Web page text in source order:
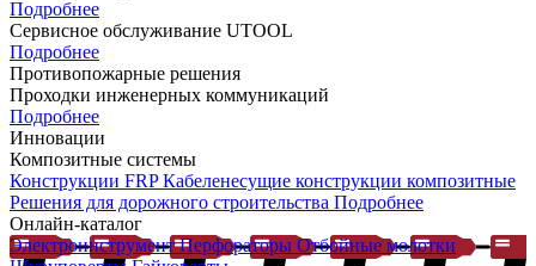
Подробнее
Сервисное обслуживание UTOOL
Подробнее
Противопожарные решения
Проходки инженерных коммуникаций
Подробнее
Инновации
Композитные системы
Конструкции FRPКабеленесущие конструкции композитные
Решения для дорожного строительства Подробнее
Онлайн-каталог
ЭлектроинструментПерфораторы Отбойные молотки